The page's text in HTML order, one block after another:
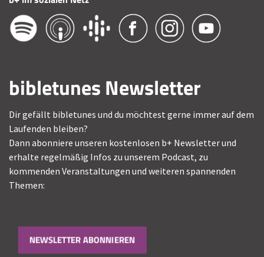
bibletunes Newsletter
Dir gefällt bibletunes und du möchtest gerne immer auf dem
Laufenden bleiben?
Dann abonniere unseren kostenlosen b+ Newsletter und
erhalte regelmäßig Infos zu unserem Podcast, zu
kommenden Veranstaltungen und weiteren spannenden
Themen:
NEWSLETTER ABONNIEREN